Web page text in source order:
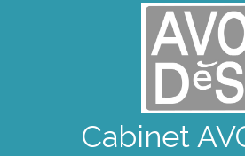
Cabinet